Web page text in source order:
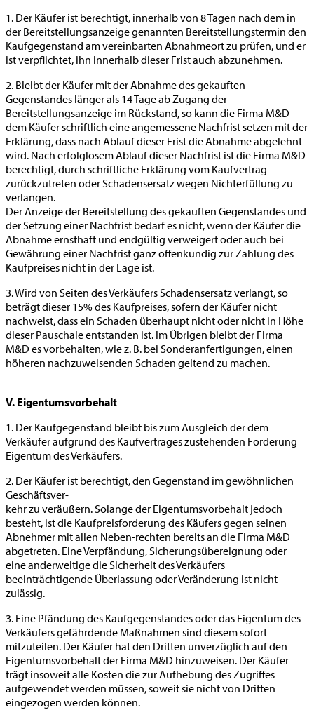
1. Der Käufer ist berechtigt, innerhalb von 8 Tagen nach dem in
der Bereitstellungsanzeige genannten Bereitstellungstermin den
Kaufgegenstand am vereinbarten Abnahmeort zu prüfen, und er
ist verpflichtet, ihn innerhalb dieser Frist auch abzunehmen.
2. Bleibt der Käufer mit der Abnahme des gekauften
Gegenstandes länger als 14 Tage ab Zugang der
Bereitstellungsanzeige im Rückstand, so kann die Firma M&D
dem Käufer schriftlich eine angemessene Nachfrist setzen mit der
Erklärung, dass nach Ablauf dieser Frist die Abnahme abgelehnt
wird. Nach erfolglosem Ablauf dieser Nachfrist ist die Firma M&D
berechtigt, durch schriftliche Erklärung vom Kaufvertrag
zurückzutreten oder Schadensersatz wegen Nichterfüllung zu
verlangen.
Der Anzeige der Bereitstellung des gekauften Gegenstandes und
der Setzung einer Nachfrist bedarf es nicht, wenn der Käufer die
Abnahme ernsthaft und endgültig verweigert oder auch bei
Gewährung einer Nachfrist ganz offenkundig zur Zahlung des
Kaufpreises nicht in der Lage ist.
3. Wird von Seiten des Verkäufers Schadensersatz verlangt, so
beträgt dieser 15% des Kaufpreises, sofern der Käufer nicht
nachweist, dass ein Schaden überhaupt nicht oder nicht in Höhe
dieser Pauschale entstanden ist. Im Übrigen bleibt der Firma
M&D es vorbehalten, wie z. B. bei Sonderanfertigungen, einen
höheren nachzuweisenden Schaden geltend zu machen.
V. Eigentumsvorbehalt
1. Der Kaufgegenstand bleibt bis zum Ausgleich der dem
Verkäufer aufgrund des Kaufvertrages zustehenden Forderung
Eigentum des Verkäufers.
2. Der Käufer ist berechtigt, den Gegenstand im gewöhnlichen
Geschäftsver-
kehr zu veräußern. Solange der Eigentumsvorbehalt jedoch
besteht, ist die Kaufpreisforderung des Käufers gegen seinen
Abnehmer mit allen Neben-rechten bereits an die Firma M&D
abgetreten. Eine Verpfändung, Sicherungsübereignung oder
eine anderweitige die Sicherheit des Verkäufers
beeinträchtigende Überlassung oder Veränderung ist nicht
zulässig.
3. Eine Pfändung des Kaufgegenstandes oder das Eigentum des
Verkäufers gefährdende Maßnahmen sind diesem sofort
mitzuteilen. Der Käufer hat den Dritten unverzüglich auf den
Eigentumsvorbehalt der Firma M&D hinzuweisen. Der Käufer
trägt insoweit alle Kosten die zur Aufhebung des Zugriffes
aufgewendet werden müssen, soweit sie nicht von Dritten
eingezogen werden können.